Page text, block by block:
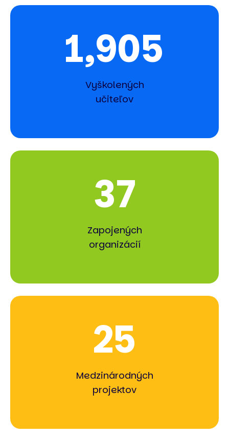
1,905
Vyškolených
učiteľov
37
Zapojených
organizácií
25
Medzinárodných
projektov